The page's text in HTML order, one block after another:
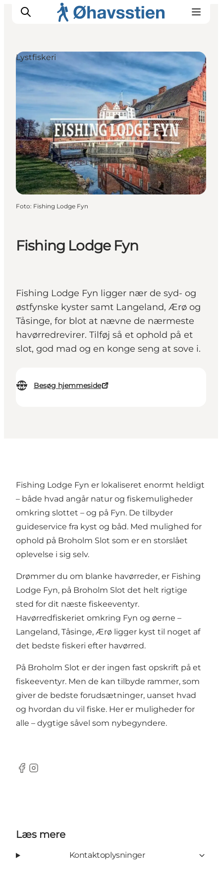
Inspiration
Planlægning
Fishing Lodge Fyn
Fishing Lodge Fyn ligger nær de syd- og
østfynske kyster samt Langeland, Ærø og
Tåsinge, for blot at nævne de nærmeste
havørredrevirer. Tilføj så et ophold på et
slot, god mad og en konge seng at sove i.
Besøg hjemmeside
Lystfiskeri
Foto: Fishing Lodge Fyn
Fishing Lodge Fyn er lokaliseret enormt heldigt
– både hvad angår natur og fiskemuligheder
omkring slottet – og på Fyn. De tilbyder
guideservice fra kyst og båd. Med mulighed for
ophold på Broholm Slot som er en storslået
oplevelse i sig selv.
Drømmer du om blanke havørreder, er Fishing
Lodge Fyn, på Broholm Slot det helt rigtige
sted for dit næste fiskeeventyr.
Havørredfiskeriet omkring Fyn og øerne –
Langeland, Tåsinge, Ærø ligger kyst til noget af
det bedste fiskeri efter havørred.
På Broholm Slot er der ingen fast opskrift på et
fiskeeventyr. Men de kan tilbyde rammer, som
giver de bedste forudsætninger, uanset hvad
og hvordan du vil fiske. Her er muligheder for
alle – dygtige såvel som nybegyndere.
Facebook
Instagram
Læs mere
Kontaktoplysninger